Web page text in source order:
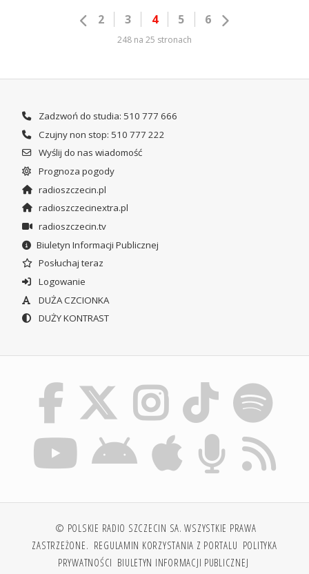
2 3 4 5 6
248 na 25 stronach
Zadzwoń do studia: 510 777 666
Czujny non stop: 510 777 222
Wyślij do nas wiadomość
Prognoza pogody
radioszczecin.pl
radioszczecinextra.pl
radioszczecin.tv
Biuletyn Informacji Publicznej
Posłuchaj teraz
Logowanie
DUŻA CZCIONKA
DUŻY KONTRAST
© POLSKIE RADIO SZCZECIN SA. WSZYSTKIE PRAWA
ZASTRZEŻONE. REGULAMIN KORZYSTANIA Z PORTALU POLITYKA
PRYWATNOŚCI BIULETYN INFORMACJI PUBLICZNEJ